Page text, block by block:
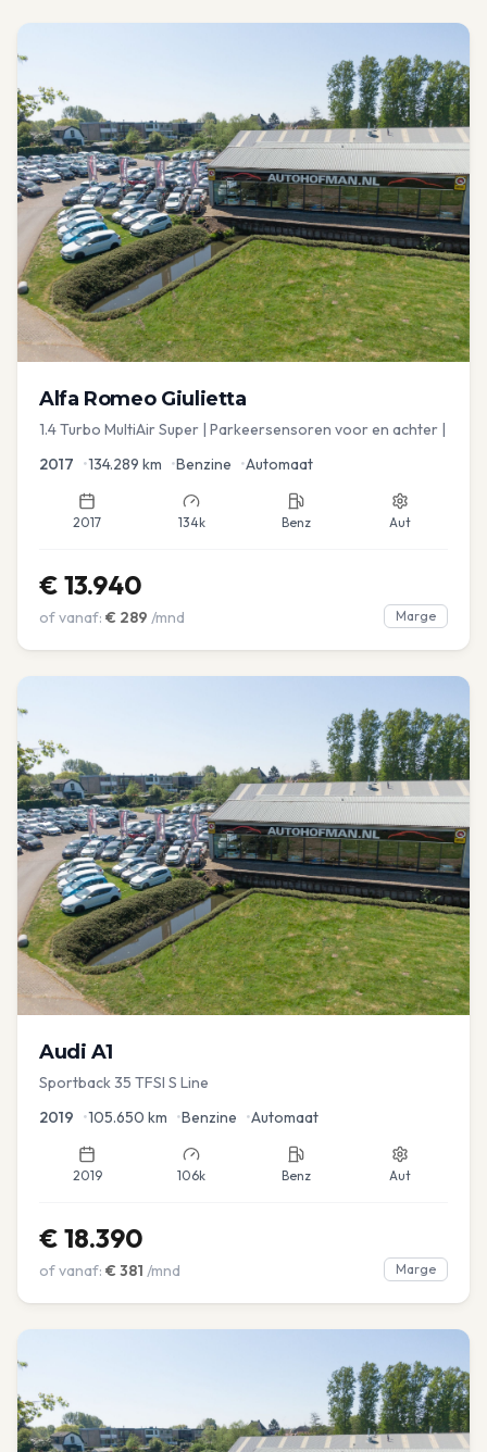
Alfa Romeo Giulietta
1.4 Turbo MultiAir Super | Parkeersensoren voor en achter |
2017 •134.289 km •Benzine •Automaat
2017 134k Benz Aut
€ 13.940
of vanaf: € 289 /mnd Marge
Audi A1
Sportback 35 TFSI S Line
2019 •105.650 km •Benzine •Automaat
2019 106k Benz Aut
€ 18.390
of vanaf: € 381 /mnd Marge